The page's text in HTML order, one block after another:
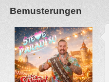
Bemusterungen